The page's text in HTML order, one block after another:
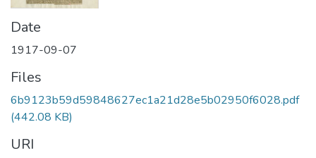
Date
1917-09-07
Files
6b9123b59d59848627ec1a21d28e5b02950f6028.pdf
(442.08 KB)
URI